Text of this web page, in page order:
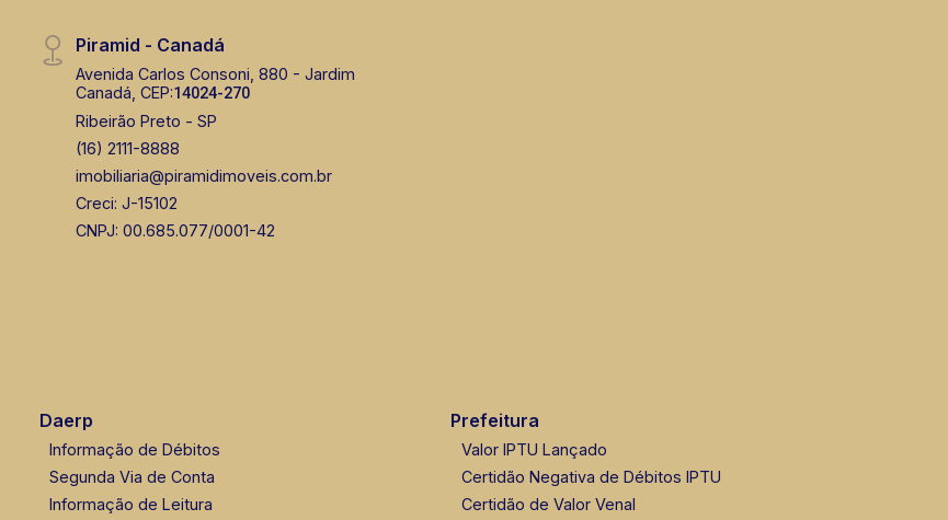
Piramid - Canadá
Avenida Carlos Consoni, 880 - Jardim
Canadá, CEP:14024-270
Ribeirão Preto - SP
(16) 2111-8888
imobiliaria@piramidimoveis.com.br
Creci: J-15102
CNPJ: 00.685.077/0001-42
Daerp
Informação de Débitos
Segunda Via de Conta
Informação de Leitura
Prefeitura
Valor IPTU Lançado
Certidão Negativa de Débitos IPTU
Certidão de Valor Venal